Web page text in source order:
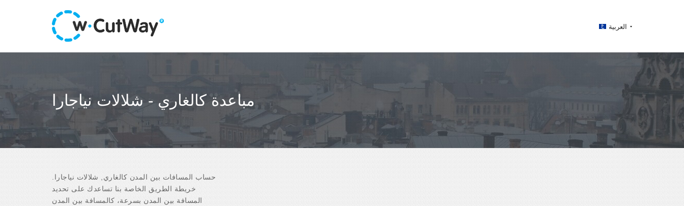
العربية
مباعدة كالغاري - شلالات نياجارا
حساب المسافات بين المدن كالغاري, شلالات نياجارا.
خريطة الطريق الخاصة بنا تساعدك على تحديد
المسافة بين المدن بسرعة، كالمسافة بين المدن